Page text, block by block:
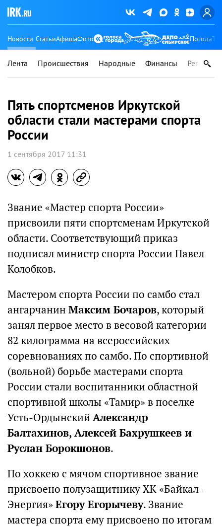
Новости СтатьиАфишаФото Погода
Лента Происшествия Народные Финансы Регионы
Пять спортсменов Иркутской
области стали мастерами спорта
России
1 сентября 2017 11:31
Звание «Мастер спорта России»
присвоили пяти спортсменам Иркутской
области. Соответствующий приказ
подписал министр спорта России Павел
Колобков.
Мастером спорта России по самбо стал
ангарчанин Максим Бочаров, который
занял первое место в весовой категории
82 килограмма на всероссийских
соревнованиях по самбо. По спортивной
(вольной) борьбе мастерами спорта
России стали воспитанники областной
спортивной школы «Тамир» в поселке
Усть-Ордынский Александр
Балтахинов, Алексей Бахрушкеев и
Руслан Борокшонов.
По хоккею с мячом спортивное звание
присвоено полузащитнику ХК «Байкал-
Энергия»Егору Егорычеву. Звание
мастера спорта ему присвоено по итогам